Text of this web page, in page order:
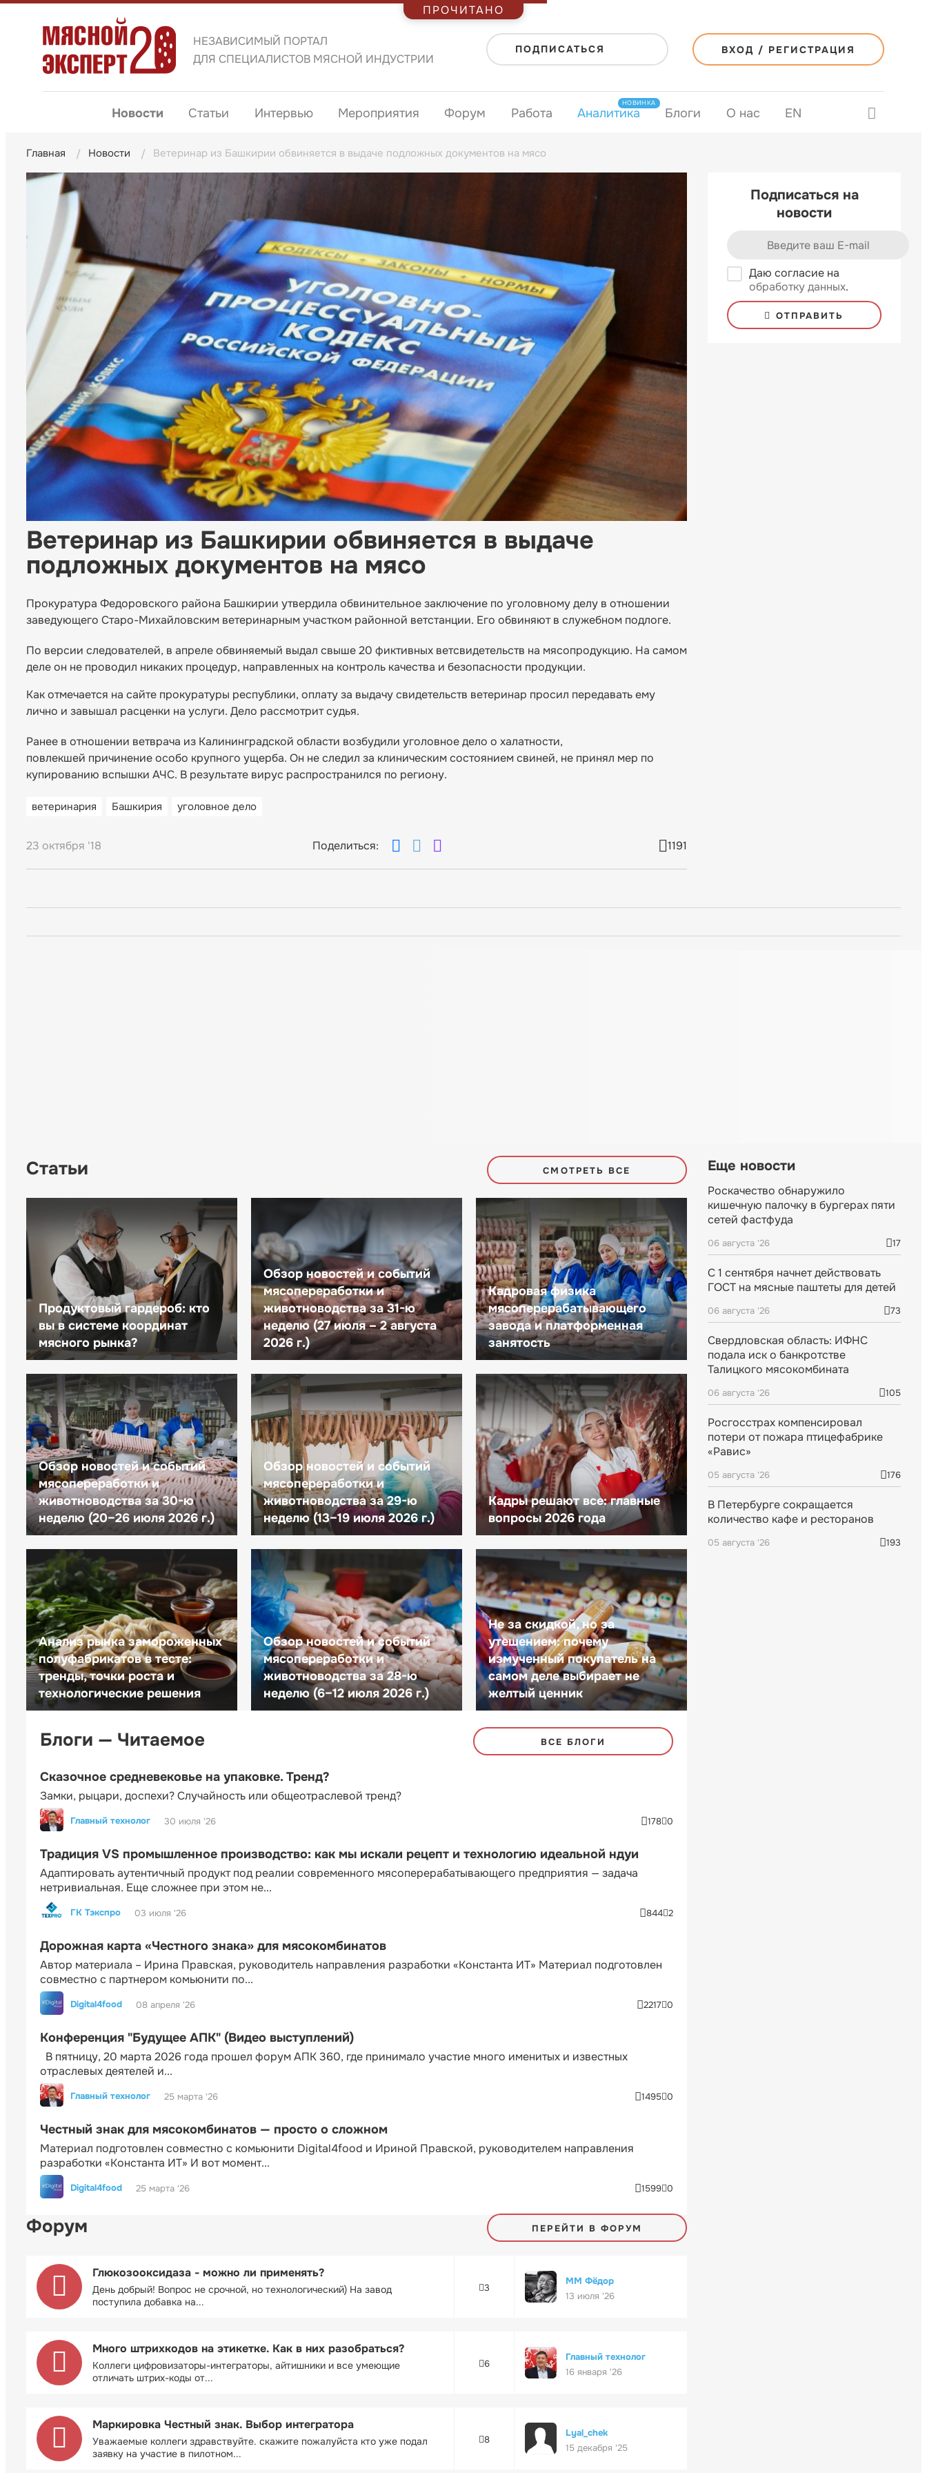
НЕЗАВИСИМЫЙ ПОРТАЛ
ДЛЯ СПЕЦИАЛИСТОВ МЯСНОЙ ИНДУСТРИИ
ПОДПИСАТЬСЯ ВХОД / РЕГИСТРАЦИЯ
Новости Статьи Интервью Мероприятия Форум Работа Аналитика
НОВИНКА
Блоги О нас EN
Главная Новости Ветеринар из Башкирии обвиняется в выдаче подложных документов на мясо
Ветеринар из Башкирии обвиняется в выдаче
подложных документов на мясо
Прокуратура Федоровского района Башкирии утвердила обвинительное заключение по уголовному делу в отношении
заведующего Старо-Михайловским ветеринарным участком районной ветстанции. Его обвиняют в служебном подлоге.
По версии следователей, в апреле обвиняемый выдал свыше 20 фиктивных ветсвидетельств на мясопродукцию. На самом
деле он не проводил никаких процедур, направленных на контроль качества и безопасности продукции.
Как отмечается на сайте прокуратуры республики, оплату за выдачу свидетельств ветеринар просил передавать ему
лично и завышал расценки на услуги. Дело рассмотрит судья.
Ранее в отношении ветврача из Калининградской области возбудили уголовное дело о халатности,
повлекшей причинение особо крупного ущерба. Он не следил за клиническим состоянием свиней, не принял мер по
купированию вспышки АЧС. В результате вирус распространился по региону.
ветеринария Башкирия уголовное дело
23 октября '18 Поделиться: 1191
Подписаться на
новости
Даю согласие на
обработку данных.
ОТПРАВИТЬ
Статьи СМОТРЕТЬ ВСЕ
Продуктовый гардероб: кто
вы в системе координат
мясного рынка?
Обзор новостей и событий
мясопереработки и
животноводства за 31-ю
неделю (27 июля – 2 августа
2026 г.)
Кадровая физика
мясоперерабатывающего
завода и платформенная
занятость
Обзор новостей и событий
мясопереработки и
животноводства за 30-ю
неделю (20–26 июля 2026 г.)
Обзор новостей и событий
мясопереработки и
животноводства за 29-ю
неделю (13–19 июля 2026 г.)
Кадры решают все: главные
вопросы 2026 года
Анализ рынка замороженных
полуфабрикатов в тесте:
тренды, точки роста и
технологические решения
Обзор новостей и событий
мясопереработки и
животноводства за 28-ю
неделю (6–12 июля 2026 г.)
Не за скидкой, но за
утешением: почему
измученный покупатель на
самом деле выбирает не
желтый ценник
Блоги — Читаемое ВСЕ БЛОГИ
Сказочное средневековье на упаковке. Тренд?
Замки, рыцари, доспехи? Случайность или общеотраслевой тренд?
Главный технолог 30 июля '26 178 0
Традиция VS промышленное производство: как мы искали рецепт и технологию идеальной ндуи
Адаптировать аутентичный продукт под реалии современного мясоперерабатывающего предприятия — задача
нетривиальная. Еще сложнее при этом не...
ГК Тэкспро 03 июля '26 844 2
Дорожная карта «Честного знака» для мясокомбинатов
Автор материала – Ирина Правская, руководитель направления разработки «Константа ИТ» Материал подготовлен
совместно с партнером комьюнити по...
Digital4food 08 апреля '26 2217 0
Конференция "Будущее АПК" (Видео выступлений)
В пятницу, 20 марта 2026 года прошел форум АПК 360, где принимало участие много именитых и известных
отраслевых деятелей и...
Главный технолог 25 марта '26 1495 0
Честный знак для мясокомбинатов — просто о сложном
Материал подготовлен совместно с комьюнити Digital4food и Ириной Правской, руководителем направления
разработки «Константа ИТ» И вот момент...
Digital4food 25 марта '26 1599 0
Форум ПЕРЕЙТИ В ФОРУМ
Глюкозооксидаза - можно ли применять?
День добрый! Вопрос не срочной, но технологический) На завод
поступила добавка на...
3
ММ Фёдор
13 июля '26
Много штрихкодов на этикетке. Как в них разобраться?
Коллеги цифровизаторы-интеграторы, айтишники и все умеющие
отличать штрих-коды от...
6
Главный технолог
16 января '26
Маркировка Честный знак. Выбор интегратора
Уважаемые коллеги здравствуйте. скажите пожалуйста кто уже подал
заявку на участие в пилотном...
8
Lyal_chek
15 декабря '25
Еще новости
Роскачество обнаружило
кишечную палочку в бургерах пяти
сетей фастфуда
06 августа '26 17
С 1 сентября начнет действовать
ГОСТ на мясные паштеты для детей
06 августа '26 73
Свердловская область: ИФНС
подала иск о банкротстве
Талицкого мясокомбината
06 августа '26 105
Росгосстрах компенсировал
потери от пожара птицефабрике
«Равис»
05 августа '26 176
В Петербурге сокращается
количество кафе и ресторанов
05 августа '26 193
ПРОЧИТАНО